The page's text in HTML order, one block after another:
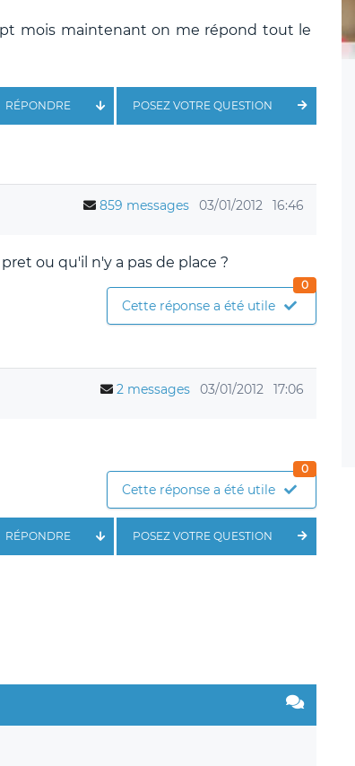
mois maintenant on me répond tout le
POSEZ VOTRE QUESTION
RÉPONDRE
859 messages 03/01/2012 16:46
ou qu'il n'y a pas de place ?
Cette réponse a été utile
0
2 messages 03/01/2012 17:06
Cette réponse a été utile
0
POSEZ VOTRE QUESTION
RÉPONDRE